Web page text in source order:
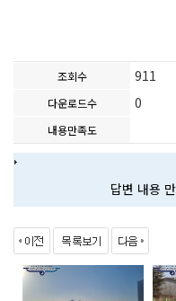
조회수 911
다운로드수 0
내용만족도
답변 내용